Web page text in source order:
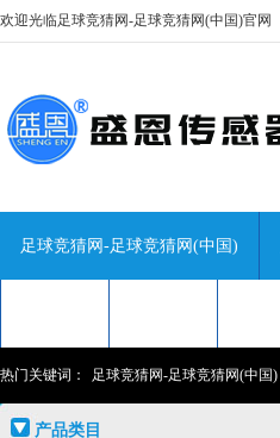
欢迎光临足球竞猜网-足球竞猜网(中国)官网
足球竞猜网-足球竞猜网(中国)
热门关键词： 足球竞猜网-足球竞猜网(中国)
产品类目